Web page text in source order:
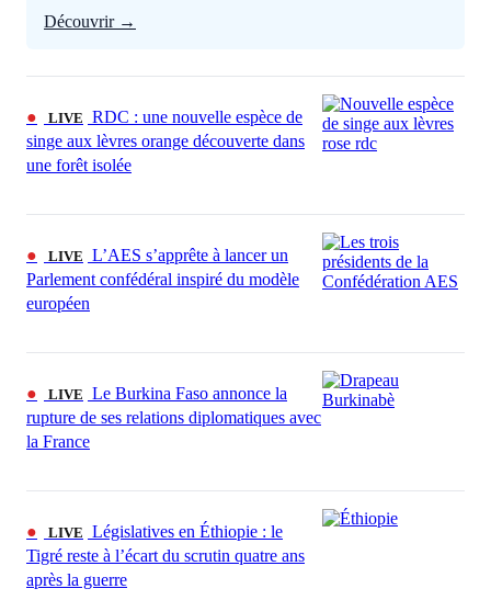
Découvrir →
● LIVE
RDC : une nouvelle espèce de
singe aux lèvres orange découverte dans
une forêt isolée
● LIVE
L’AES s’apprête à lancer un
Parlement confédéral inspiré du modèle
européen
● LIVE
Le Burkina Faso annonce la
rupture de ses relations diplomatiques avec
la France
● LIVE
Législatives en Éthiopie : le
Tigré reste à l’écart du scrutin quatre ans
après la guerre